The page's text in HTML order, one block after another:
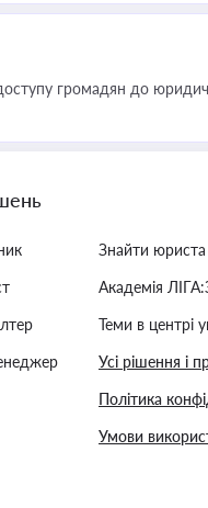
громадян до
Знайти
Академія
Теми в центрі
Усі рішення і
Політика
Умови